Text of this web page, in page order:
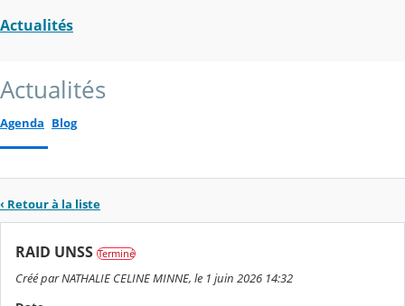
Actualités
Actualités
Agenda Blog
‹ Retour à la liste
RAID UNSS Terminé
Créé par NATHALIE CELINE MINNE, le 1 juin 2026 14:32